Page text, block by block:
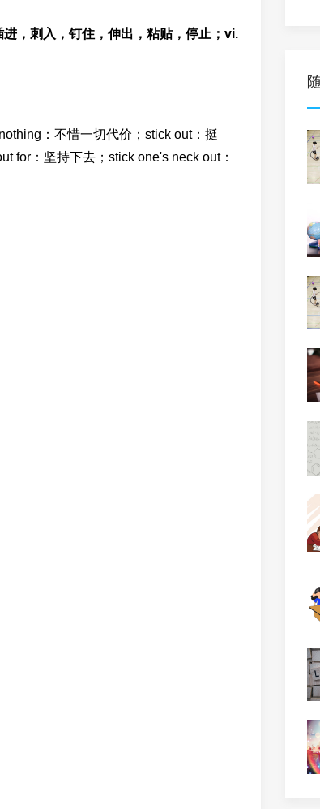
，刺入，钉住，伸出，粘贴，停止；vi.
：不惜一切代价；stick out：挺
for：坚持下去；stick one's neck out：